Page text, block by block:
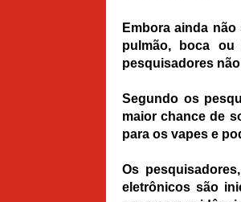
Embora ainda
pulmão, boca
pesquisadores
Segundo os
maior chance de
para os vapes e
Os
eletrônicos são